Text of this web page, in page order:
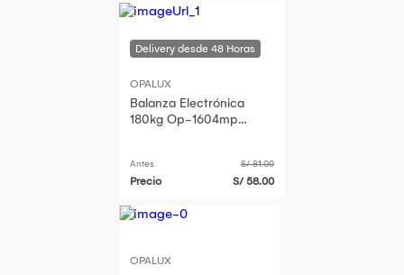
OPALUX
Balanza Electrónica
180kg Op-1604mp
Antes S/ 81.00
Precio S/ 58.00
OPALUX